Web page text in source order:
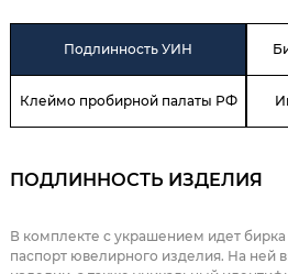
Подлинность УИН
Клеймо пробирной палаты РФ
ПОДЛИННОСТЬ ИЗДЕЛИЯ
В комплекте с украшением идет
паспорт ювелирного изделия. На